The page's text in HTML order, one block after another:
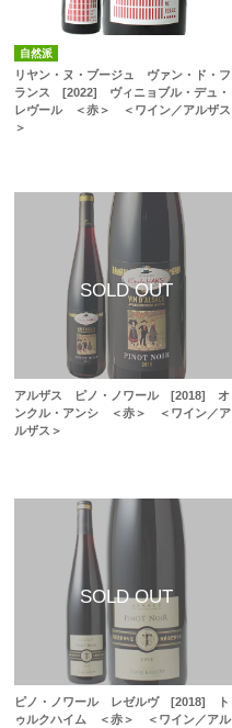
自然派
リヤン・ヌ・ブージュ ヴァン・ド・フ
ランス [2022] ヴィニョブル・デュ・
レヴール ＜赤＞ ＜ワイン／アルザス
＞
アルザス ピノ・ノワール [2018] オ
ンクル・アンシ ＜赤＞ ＜ワイン／ア
ルザス＞
ピノ・ノワール レゼルヴ [2018] ト
ゥルクハイム ＜赤＞ ＜ワイン／アル